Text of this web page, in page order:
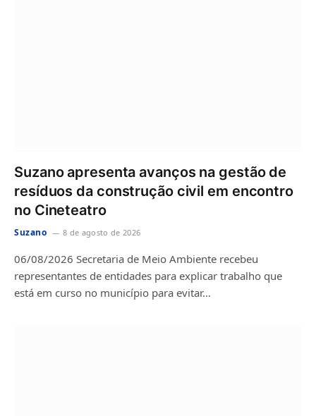
Suzano apresenta avanços na gestão de
resíduos da construção civil em encontro
no Cineteatro
Suzano 8 de agosto de 2026
06/08/2026 Secretaria de Meio Ambiente recebeu
representantes de entidades para explicar trabalho que
está em curso no município para evitar…